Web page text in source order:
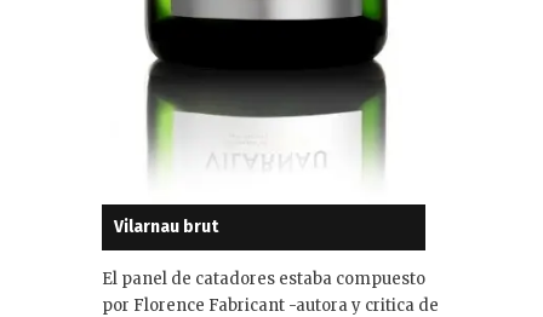
Vilarnau brut
El panel de catadores estaba compuesto
por Florence Fabricant -autora y critica de